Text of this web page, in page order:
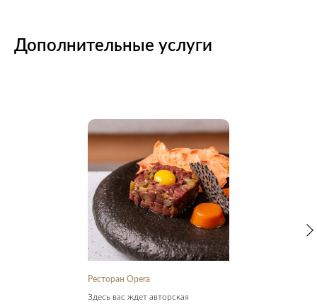
Дополнительные услуги
Ресторан Opera
Здесь вас ждет авторская